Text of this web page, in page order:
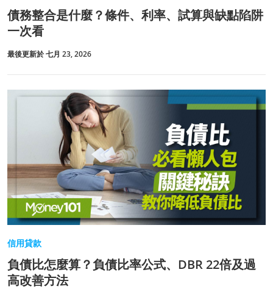
債務整合是什麼？條件、利率、試算與缺點陷阱
一次看
最後更新於 七月 23, 2026
信用貸款
負債比怎麼算？負債比率公式、DBR 22倍及過
高改善方法